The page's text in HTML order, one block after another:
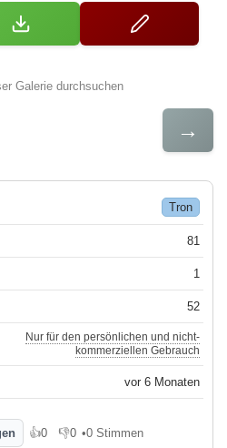
Galerie durchsuchen
→
Tron
81
1
52
Nur für den persönlichen und nicht-
kommerziellen Gebrauch
vor 6 Monaten
👍0
Gefällt mir
👎0
Gefällt mir nicht
•0 Stimmen